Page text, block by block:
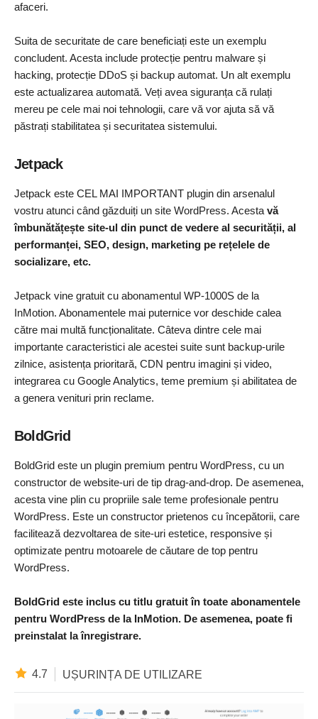
afaceri.
Suita de securitate de care beneficiați este un exemplu
concludent. Acesta include protecție pentru malware și
hacking, protecție DDoS și backup automat. Un alt exemplu
este actualizarea automată. Veți avea siguranța că rulați
mereu pe cele mai noi tehnologii, care vă vor ajuta să vă
păstrați stabilitatea și securitatea sistemului.
Jetpack
Jetpack este CEL MAI IMPORTANT plugin din arsenalul
vostru atunci când găzduiți un site WordPress. Acesta vă
îmbunătățește site-ul din punct de vedere al securității, al
performanței, SEO, design, marketing pe rețelele de
socializare, etc.
Jetpack vine gratuit cu abonamentul WP-1000S de la
InMotion. Abonamentele mai puternice vor deschide calea
către mai multă funcționalitate. Câteva dintre cele mai
importante caracteristici ale acestei suite sunt backup-urile
zilnice, asistența prioritară, CDN pentru imagini și video,
integrarea cu Google Analytics, teme premium și abilitatea de
a genera venituri prin reclame.
BoldGrid
BoldGrid este un plugin premium pentru WordPress, cu un
constructor de website-uri de tip drag-and-drop. De asemenea,
acesta vine plin cu propriile sale teme profesionale pentru
WordPress. Este un constructor prietenos cu începătorii, care
facilitează dezvoltarea de site-uri estetice, responsive și
optimizate pentru motoarele de căutare de top pentru
WordPress.
BoldGrid este inclus cu titlu gratuit în toate abonamentele
pentru WordPress de la InMotion. De asemenea, poate fi
preinstalat la înregistrare.
4.7 UȘURINȚA DE UTILIZARE